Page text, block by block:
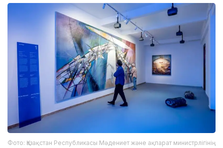
Фото: Қазақстан Республикасы Мәдениет және ақпарат министрлігінің